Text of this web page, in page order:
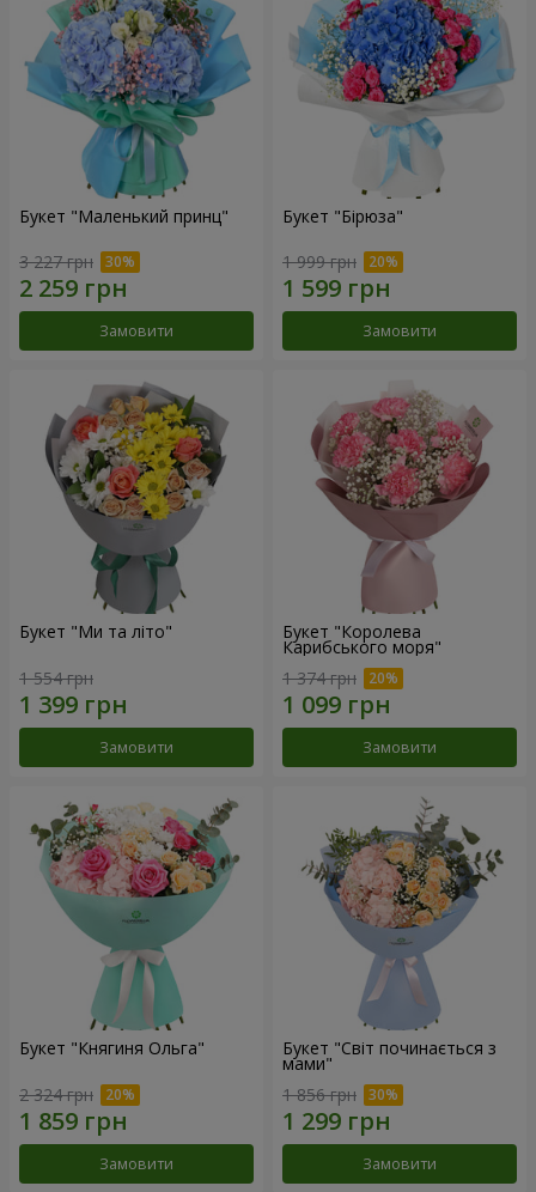
Букет "Маленький принц"
3 227 грн
Замовити
Букет "Бірюза"
1 999 грн
Замовити
Букет "Ми та літо"
1 554 грн
Замовити
Букет "Королева
Карибського моря"
1 374 грн
Замовити
Букет "Княгиня Ольга"
2 324 грн
Замовити
Букет "Світ починається з
мами"
1 856 грн
Замовити